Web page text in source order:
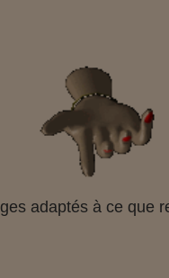
adaptés à ce que